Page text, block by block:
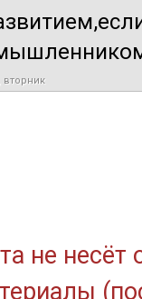
вторник
не